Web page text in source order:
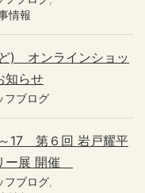
情報
) オンラインショッ
知らせ
フブログ
17 第６回 岩戸耀平
ー展 開催
フブログ